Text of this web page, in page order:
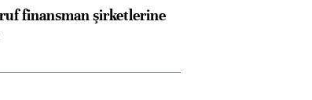
finansman şirketlerine